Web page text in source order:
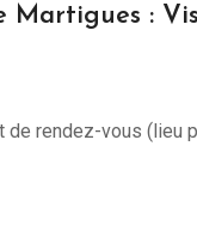
Martigues :
rendez-vous (lieu